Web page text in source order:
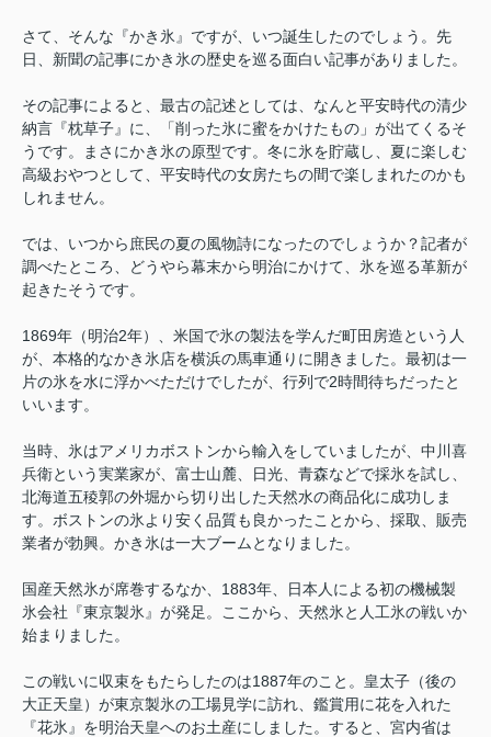
さて、そんな『かき氷』ですが、いつ誕生したのでしょう。先
日、新聞の記事にかき氷の歴史を巡る面白い記事がありました。
その記事によると、最古の記述としては、なんと平安時代の清少
納言『枕草子』に、「削った氷に蜜をかけたもの」が出てくるそ
うです。まさにかき氷の原型です。冬に氷を貯蔵し、夏に楽しむ
高級おやつとして、平安時代の女房たちの間で楽しまれたのかも
しれません。
では、いつから庶民の夏の風物詩になったのでしょうか？記者が
調べたところ、どうやら幕末から明治にかけて、氷を巡る革新が
起きたそうです。
1869年（明治2年）、米国で氷の製法を学んだ町田房造という人
が、本格的なかき氷店を横浜の馬車通りに開きました。最初は一
片の氷を水に浮かべただけでしたが、行列で2時間待ちだったと
いいます。
当時、氷はアメリカボストンから輸入をしていましたが、中川喜
兵衛という実業家が、富士山麓、日光、青森などで採氷を試し、
北海道五稜郭の外堀から切り出した天然水の商品化に成功しま
す。ボストンの氷より安く品質も良かったことから、採取、販売
業者が勃興。かき氷は一大ブームとなりました。
国産天然氷が席巻するなか、1883年、日本人による初の機械製
氷会社『東京製氷』が発足。ここから、天然氷と人工氷の戦いか
始まりました。
この戦いに収束をもたらしたのは1887年のこと。皇太子（後の
大正天皇）が東京製氷の工場見学に訪れ、鑑賞用に花を入れた
『花氷』を明治天皇へのお土産にしました。すると、宮内省は